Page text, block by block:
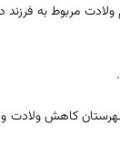
سهم ولادت مربوط به
متذکر شد: کمترین ثبت ولادت مربوط به بشرویه و بیشترین آن مربوط به سربیشه است و در ۶ شهرستان